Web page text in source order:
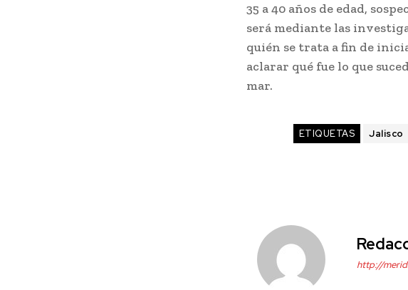
35 a 40 años de edad,
será mediante las
quién se trata a fin de
aclarar qué fue lo que
mar.
ETIQUETAS Jalisco
http://